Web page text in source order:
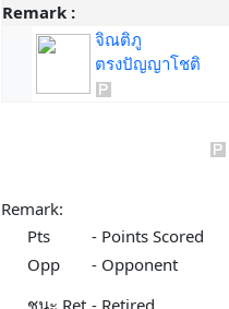
Remark :
จิณติภู
ตรงปัญญาโชติ
Remark:
Pts
- Points Scored
Opp
- Opponent
ชนะ Ret - Retired